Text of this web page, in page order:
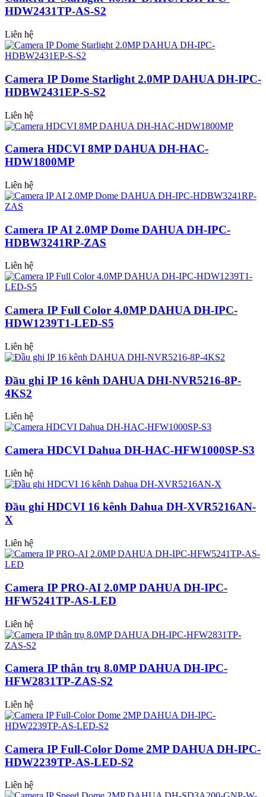
HDW2431TP-AS-S2
Liên hệ
Camera IP Dome Starlight 2.0MP DAHUA DH-IPC-
HDBW2431EP-S-S2
Liên hệ
Camera HDCVI 8MP DAHUA DH-HAC-
HDW1800MP
Liên hệ
Camera IP AI 2.0MP Dome DAHUA DH-IPC-
HDBW3241RP-ZAS
Liên hệ
Camera IP Full Color 4.0MP DAHUA DH-IPC-
HDW1239T1-LED-S5
Liên hệ
Đầu ghi IP 16 kênh DAHUA DHI-NVR5216-8P-
4KS2
Liên hệ
Camera HDCVI Dahua DH-HAC-HFW1000SP-S3
Liên hệ
Đầu ghi HDCVI 16 kênh Dahua DH-XVR5216AN-
X
Liên hệ
Camera IP PRO-AI 2.0MP DAHUA DH-IPC-
HFW5241TP-AS-LED
Liên hệ
Camera IP thân trụ 8.0MP DAHUA DH-IPC-
HFW2831TP-ZAS-S2
Liên hệ
Camera IP Full-Color Dome 2MP DAHUA DH-IPC-
HDW2239TP-AS-LED-S2
Liên hệ